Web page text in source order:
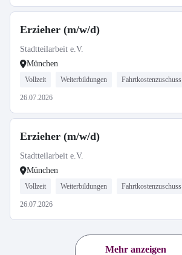
Erzieher (m/w/d)
Stadtteilarbeit e.V.
München
Vollzeit Weiterbildungen Fahrtkostenzuschuss
26.07.2026
Erzieher (m/w/d)
Stadtteilarbeit e.V.
München
Vollzeit Weiterbildungen Fahrtkostenzuschuss
26.07.2026
Mehr anzeigen